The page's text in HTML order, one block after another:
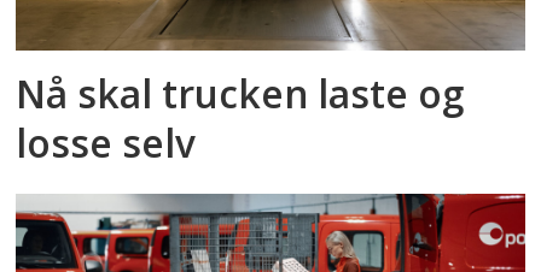
Nå skal trucken laste og
losse selv